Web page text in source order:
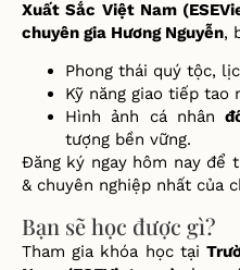
Xuất Sắc Việt Nam (
chuyên gia Hương Nguyễn,
Phong thái quý tộc, lị
Kỹ năng giao tiếp tao
Hình ảnh cá nhân
tượng bền vững.
Đăng ký ngay hôm nay để
& chuyên nghiệp nhất của
Bạn sẽ học được gì?
Tham gia khóa học tạiTr